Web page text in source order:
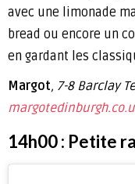
avec une limonade
bread ou encore un
en gardant les
Margot, 7-8 Barclay
14h00 : Petite